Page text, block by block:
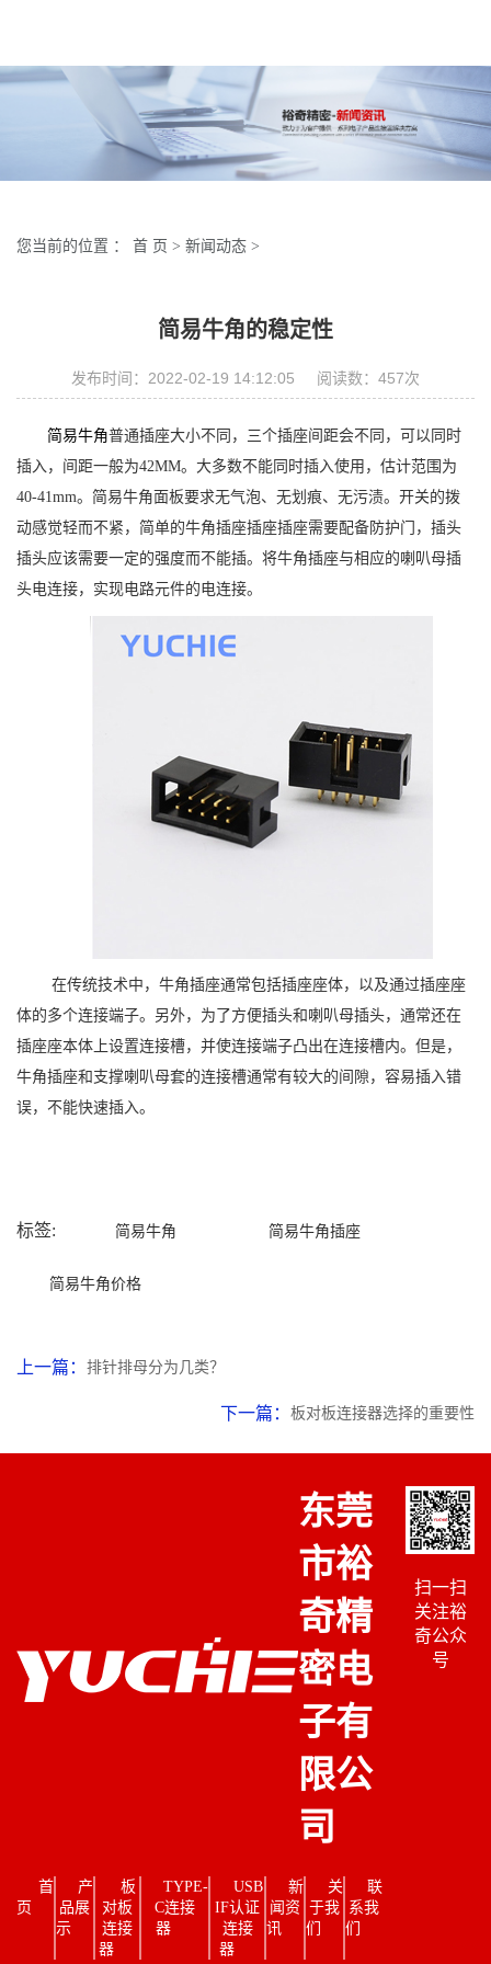
您当前的位置 ： 首 页 > 新闻动态 >
简易牛角的稳定性
发布时间：2022-02-19 14:12:05 阅读数： 457次
简易牛角普通插座大小不同，三个插座间距会不同，可以同时
插入，间距一般为42MM。大多数不能同时插入使用，估计范围为
40-41mm。简易牛角面板要求无气泡、无划痕、无污渍。开关的拨
动感觉轻而不紧，简单的牛角插座插座插座需要配备防护门，插头
插头应该需要一定的强度而不能插。将牛角插座与相应的喇叭母插
头电连接，实现电路元件的电连接。
在传统技术中， 牛角插座通常包括插座座体，以及通过插座座
体的多个连接端子。另外，为了方便插头和喇叭母插头，通常还在
插座座本体上设置连接槽，并使连接端子凸出在连接槽内。但是，
牛角插座和支撑喇叭母套的连接槽通常有较大的间隙，容易插入错
误，不能快速插入。
标签: 简易牛角 简易牛角插座
简易牛角价格
上一篇： 排针排母分为几类？
下一篇： 板对板连接器选择的重要性
东莞
市裕
奇精
密电
子有
限公
司
首
页
产
品展
示
板
对板
连接
器
TYPE-
C连接
器
USB
IF认证
连接
器
新
闻资
讯
关
于我
们
联
系我
们
扫一扫
关注裕
奇公众
号